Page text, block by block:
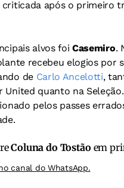
após o primeiro
alvos foiCasemiro.
recebeu elogios por
de Carlo Ancelotti,
United quanto na
pelos passes
Coluna do Tostão em
canal do WhatsApp.